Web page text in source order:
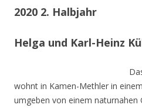
2020 2. Halbjahr
Helga und Karl-Heinz
wohnt in Kamen-Methler in
umgeben von einem naturnahen